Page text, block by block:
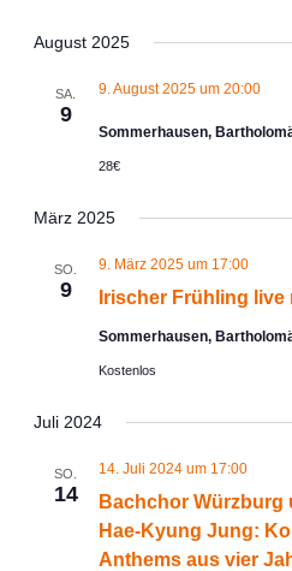
August 2025
SA.
9
9. August 2025 um 20:00
Sommerhausen,
28€
März 2025
SO.
9 Irischer Frühling live
9. März 2025 um 17:00
Sommerhausen,
Kostenlos
Juli 2024
SO.
14
Bachchor Würzburg
Hae-Kyung Jung:
Anthems aus vier
14. Juli 2024 um 17:00